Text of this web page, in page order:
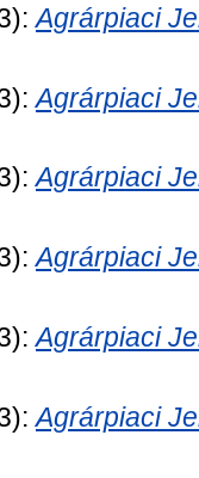
Agrárpiaci
Agrárpiaci
Agrárpiaci
Agrárpiaci
Agrárpiaci
Agrárpiaci